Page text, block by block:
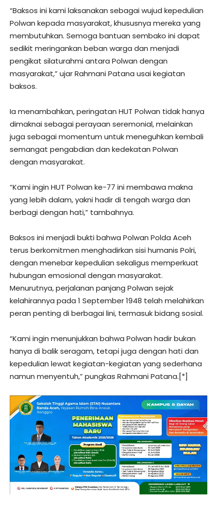
“Baksos ini kami laksanakan sebagai wujud kepedulian
Polwan kepada masyarakat, khususnya mereka yang
membutuhkan. Semoga bantuan sembako ini dapat
sedikit meringankan beban warga dan menjadi
pengikat silaturahmi antara Polwan dengan
masyarakat,” ujar Rahmani Patana usai kegiatan
baksos.
Ia menambahkan, peringatan HUT Polwan tidak hanya
dimaknai sebagai perayaan seremonial, melainkan
juga sebagai momentum untuk meneguhkan kembali
semangat pengabdian dan kedekatan Polwan
dengan masyarakat.
“Kami ingin HUT Polwan ke-77 ini membawa makna
yang lebih dalam, yakni hadir di tengah warga dan
berbagi dengan hati,” tambahnya.
Baksos ini menjadi bukti bahwa Polwan Polda Aceh
terus berkomitmen menghadirkan sisi humanis Polri,
dengan menebar kepedulian sekaligus memperkuat
hubungan emosional dengan masyarakat.
Menurutnya, perjalanan panjang Polwan sejak
kelahirannya pada 1 September 1948 telah melahirkan
peran penting di berbagai lini, termasuk bidang sosial.
“Kami ingin menunjukkan bahwa Polwan hadir bukan
hanya di balik seragam, tetapi juga dengan hati dan
kepedulian lewat kegiatan-kegiatan yang sederhana
namun menyentuh,” pungkas Rahmani Patana.[*]